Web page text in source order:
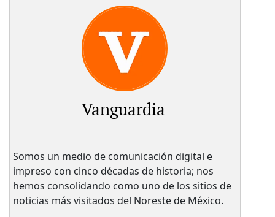
Vanguardia
Somos un medio de comunicación digital e
impreso con cinco décadas de historia; nos
hemos consolidando como uno de los sitios de
noticias más visitados del Noreste de México.